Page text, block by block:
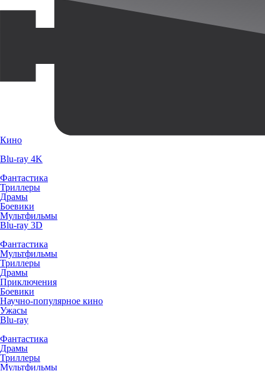
Кино
Blu-ray 4K
Фантастика
Триллеры
Драмы
Боевики
Мультфильмы
Blu-ray 3D
Фантастика
Мультфильмы
Триллеры
Драмы
Приключения
Боевики
Научно-популярное кино
Ужасы
Blu-ray
Фантастика
Драмы
Триллеры
Мультфильмы